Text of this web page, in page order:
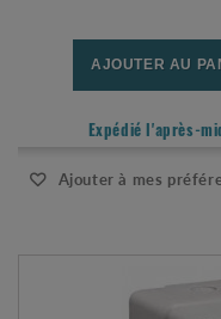
AJOUTER AU
Expédié l'après-
Ajouter à mes